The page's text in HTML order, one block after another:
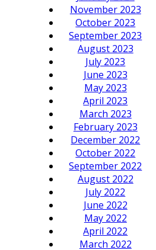
November 2023
October 2023
September 2023
August 2023
July 2023
June 2023
May 2023
April 2023
March 2023
February 2023
December 2022
October 2022
September 2022
August 2022
July 2022
June 2022
May 2022
April 2022
March 2022